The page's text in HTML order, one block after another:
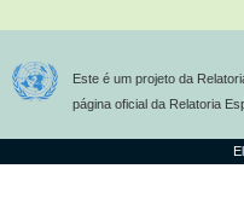
Este é um projeto da
página oficial da Relatoria